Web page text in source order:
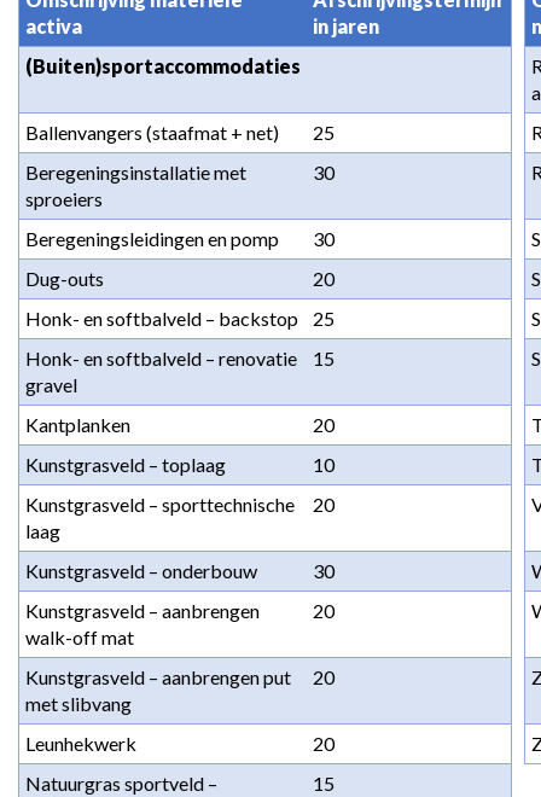
Afschrijvingen
activa
in jaren
(Buiten)sportaccommodaties
Ballenvangers (staafmat + net)
25
Beregeningsinstallatie met
sproeiers
30
Beregeningsleidingen en pomp 30
Dug-outs
20
Honk- en softbalveld – backstop
25
Honk- en softbalveld – renovatie
gravel
15
Kantplanken 20
Kunstgrasveld – toplaag
10
Kunstgrasveld – sporttechnische
laag
20
Kunstgrasveld – onderbouw 30
Kunstgrasveld – aanbrengen
walk-off mat
20
Kunstgrasveld – aanbrengen put
met slibvang
20
Leunhekwerk 20
Natuurgras sportveld –
15